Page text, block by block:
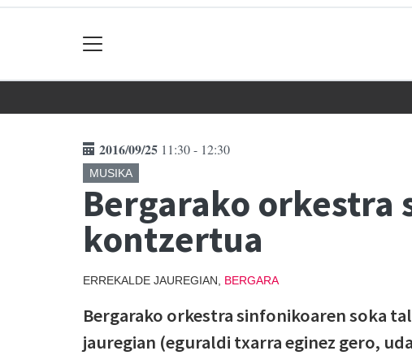
2016/09/25 11:30 - 12:30
MUSIKA
Bergarako orkestra
kontzertua
ERREKALDE JAUREGIAN, BERGARA
Bergarako orkestra sinfonikoaren soka
jauregian (eguraldi txarra eginez gero,